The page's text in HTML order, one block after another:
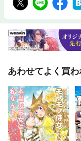
あわせてよく買